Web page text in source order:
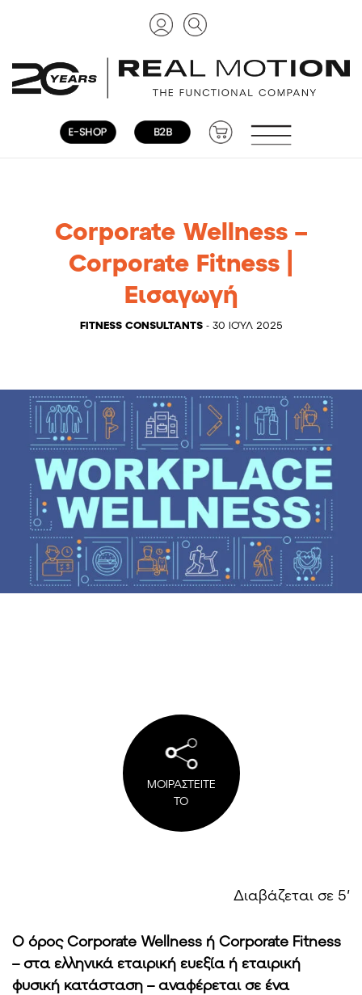
Corporate Wellness –
Corporate Fitness |
Εισαγωγή
FITNESS CONSULTANTS- 30 ΙΟΎΛ 2025
ΜΟΙΡΑΣΤΕΙΤΕ
ΤΟ
Διαβάζεται σε 5′
Ο όρος Corporate Wellness ή Corporate Fitness
– στα ελληνικά εταιρική ευεξία ή εταιρική
φυσική κατάσταση – αναφέρεται σε ένα